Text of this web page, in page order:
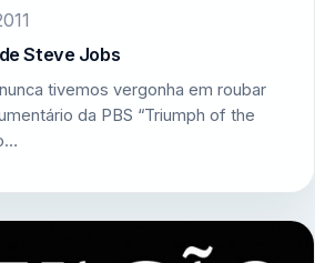
Steve Jobs
tivemos vergonha em roubar
da PBS “Triumph of the